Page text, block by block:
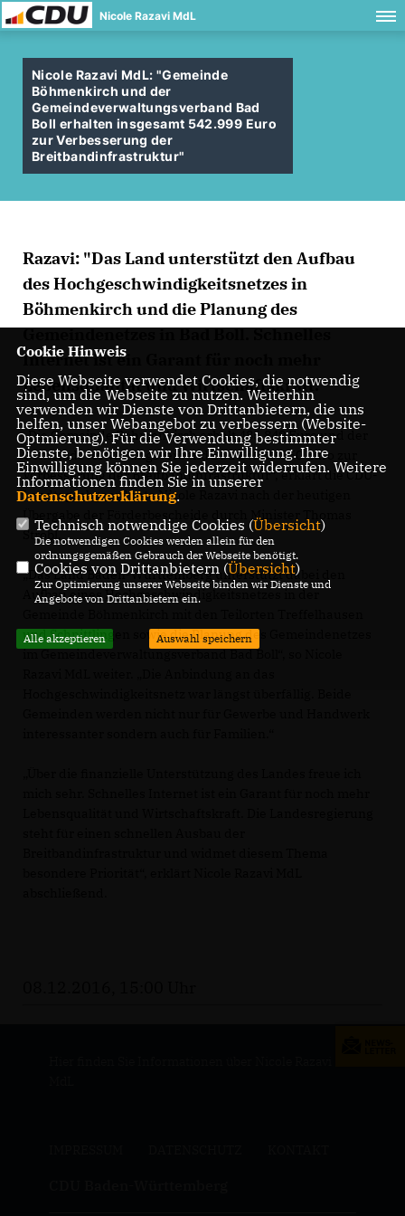
Nicole Razavi MdL
Nicole Razavi MdL: "Gemeinde
Böhmenkirch und der
Gemeindeverwaltungsverband Bad
Boll erhalten insgesamt 542.999 Euro
zur Verbesserung der
Breitbandinfrastruktur"
Razavi: "Das Land unterstützt den Aufbau
des Hochgeschwindigkeitsnetzes in
Böhmenkirch und die Planung des
Gemeindenetzes in Bad Boll. Schnelles
Internet ist ein Garant für noch mehr
Lebensqualität und Wirtschaftskraft."
Die Gemeinde Böhmenkirch erhält 485.849 Euro und der
Gemeindeverwaltungsverband Bad Boll 57.150 Euro zur
Verbesserung der Breitbandinfrastruktur“, erklärt die CDU-
Landtagsabgeordnete Nicole Razavi nach der heutigen
Übergabe der Förderbescheide durch Minister Thomas
Strobl.
Das Land Baden-Württemberg unterstützt dabei den
Aufbau eines Hochgeschwindigkeitsnetzes in der
und Schnittlingen sowie die Planung des Gemeindenetzes
im Gemeindeverwaltungsverband Bad Boll“, so Nicole
Cookie Hinweis
Diese Webseite verwendet Cookies, die notwendig
sind, um die Webseite zu nutzen. Weiterhin
verwenden wir Dienste von Drittanbietern, die uns
helfen, unser Webangebot zu verbessern (Website-
Optmierung). Für die Verwendung bestimmter
Dienste, benötigen wir Ihre Einwilligung. Ihre
Einwilligung können Sie jederzeit widerrufen. Weitere
Informationen finden Sie in unserer
Datenschutzerklärung.
Technisch notwendige Cookies (Übersicht)
Die notwendigen Cookies werden allein für den
ordnungsgemäßen Gebrauch der Webseite benötigt.
Cookies von Drittanbietern (Übersicht)
Zur Optimierung unserer Webseite binden wir Dienste und
Angebote von Drittanbietern ein.
Alle akzeptieren Auswahl speichern